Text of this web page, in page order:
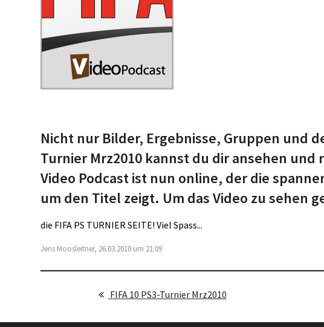
Nicht nur Bilder, Ergebnisse, Gruppen und
Turnier Mrz2010 kannst du dir ansehen
Video Podcast ist nun online, der die
um den Titel zeigt. Um das Video zu sehen
die FIFA PS TURNIER SEITE! Viel Spass...
Jens Moosleitner, 26.03.2010 um 21:09
FIFA 10 PS3-Turnier Mrz2010